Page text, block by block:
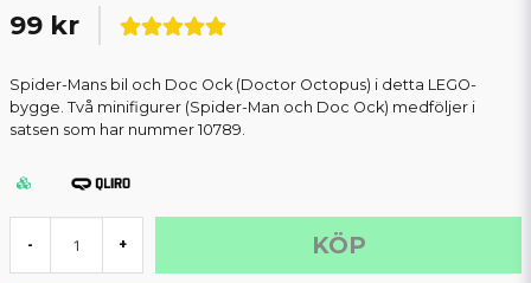
99 kr
Spider-Mans bil och Doc Ock (Doctor Octopus) i detta LEGO-
bygge. Två minifigurer (Spider-Man och Doc Ock) medföljer i
satsen som har nummer 10789.
- + KÖP